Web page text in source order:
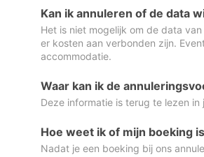
Kan ik annuleren of de data
Het is niet mogelijk om de data
er kosten aan verbonden zijn.
accommodatie.
Waar kan ik de
Deze informatie is terug te lezen
Hoe weet ik of mijn boeking
Nadat je een boeking bij ons